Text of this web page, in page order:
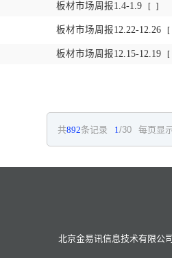
板材市场周报1.4-1.9 [ ]
板材市场周报12.22-12.26 [
板材市场周报12.15-12.19 [
共892条记录 1/30 每页显
北京金易讯信息技术有限公